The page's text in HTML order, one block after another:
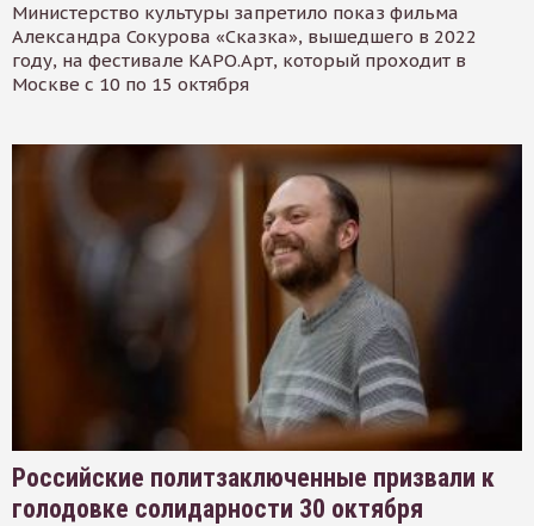
Министерство культуры запретило показ фильма
Александра Сокурова «Сказка», вышедшего в 2022
году, на фестивале КАРО.Арт, который проходит в
Москве с 10 по 15 октября
Российские политзаключенные призвали к
голодовке солидарности 30 октября